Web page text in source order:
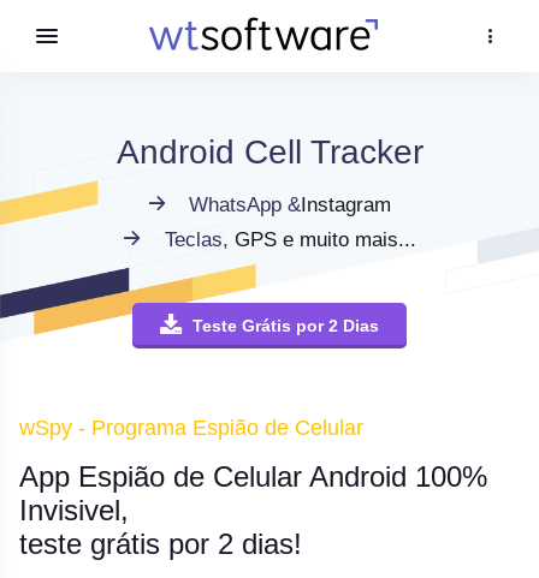
Android Cell Tracker
WhatsApp &Instagram
Teclas, GPS e muito mais...
Teste Grátis por 2 Dias
wSpy - Programa Espião de Celular
App Espião de Celular Android 100%
Invisivel,
teste grátis por 2 dias!